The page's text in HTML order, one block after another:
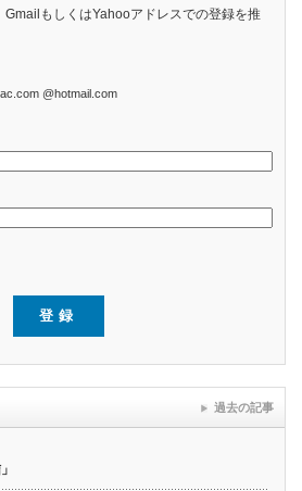
もしくはYahooアドレスでの登録を推
@hotmail.com
過去の記事